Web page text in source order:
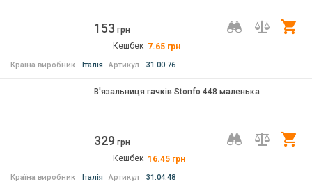
153 грн
Кешбек 7.65 грн
Країна виробник Італія Артикул 31.00.76
В'язальниця гачків Stonfo 448 маленька
329 грн
Кешбек 16.45 грн
Країна виробник Італія Артикул 31.04.48